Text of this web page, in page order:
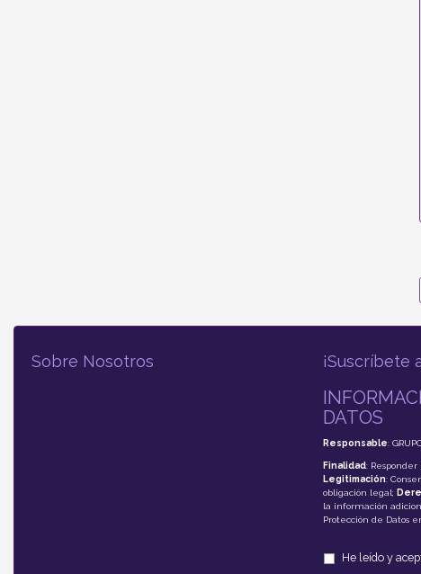
Sobre Nosotros ¡Suscríbete
DATOS
Responsable:
Finalidad:
Legitimación:
obligación legal;
la información
Protección de Datos
He leído y